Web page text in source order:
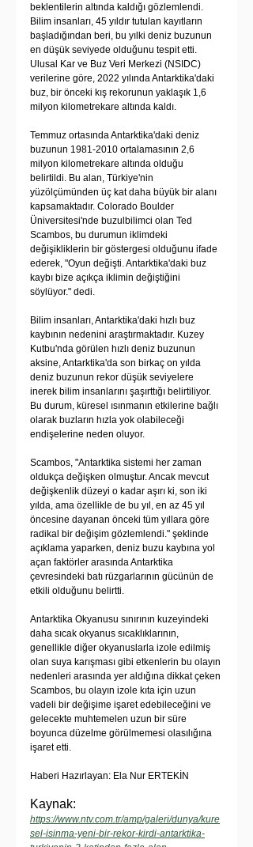
beklentilerin altında kaldığı gözlemlendi.
Bilim insanları, 45 yıldır tutulan kayıtların
başladığından beri, bu yılki deniz buzunun
en düşük seviyede olduğunu tespit etti.
Ulusal Kar ve Buz Veri Merkezi (NSIDC)
verilerine göre, 2022 yılında Antarktika'daki
buz, bir önceki kış rekorunun yaklaşık 1,6
milyon kilometrekare altında kaldı.
Temmuz ortasında Antarktika'daki deniz
buzunun 1981-2010 ortalamasının 2,6
milyon kilometrekare altında olduğu
belirtildi. Bu alan, Türkiye'nin
yüzölçümünden üç kat daha büyük bir alanı
kapsamaktadır. Colorado Boulder
Üniversitesi'nde buzulbilimci olan Ted
Scambos, bu durumun iklimdeki
değişikliklerin bir göstergesi olduğunu ifade
ederek, "Oyun değişti. Antarktika'daki buz
kaybı bize açıkça iklimin değiştiğini
söylüyor." dedi.
Bilim insanları, Antarktika'daki hızlı buz
kaybının nedenini araştırmaktadır. Kuzey
Kutbu'nda görülen hızlı deniz buzunun
aksine, Antarktika'da son birkaç on yılda
deniz buzunun rekor düşük seviyelere
inerek bilim insanlarını şaşırttığı belirtiliyor.
Bu durum, küresel ısınmanın etkilerine bağlı
olarak buzların hızla yok olabileceği
endişelerine neden oluyor.
Scambos, "Antarktika sistemi her zaman
oldukça değişken olmuştur. Ancak mevcut
değişkenlik düzeyi o kadar aşırı ki, son iki
yılda, ama özellikle de bu yıl, en az 45 yıl
öncesine dayanan önceki tüm yıllara göre
radikal bir değişim gözlemlendi." şeklinde
açıklama yaparken, deniz buzu kaybına yol
açan faktörler arasında Antarktika
çevresindeki batı rüzgarlarının gücünün de
etkili olduğunu belirtti.
Antarktika Okyanusu sınırının kuzeyindeki
daha sıcak okyanus sıcaklıklarının,
genellikle diğer okyanuslarla izole edilmiş
olan suya karışması gibi etkenlerin bu olayın
nedenleri arasında yer aldığına dikkat çeken
Scambos, bu olayın izole kıta için uzun
vadeli bir değişime işaret edebileceğini ve
gelecekte muhtemelen uzun bir süre
boyunca düzelme görülmemesi olasılığına
işaret etti.
Haberi Hazırlayan: Ela Nur ERTEKİN
Kaynak:
https://www.ntv.com.tr/amp/galeri/dunya/kure
sel-isinma-yeni-bir-rekor-kirdi-antarktika-